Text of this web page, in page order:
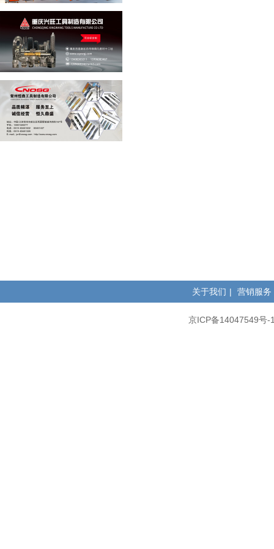
关于我们 | 营销服务
京ICP备14047549号-